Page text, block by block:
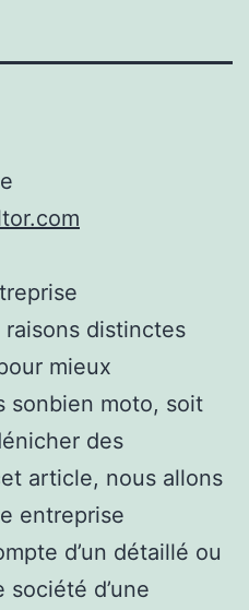
distinctes
mieux
sonbien moto, soit
des
article, nous allons
entreprise
d’un détaillé ou
société d’une